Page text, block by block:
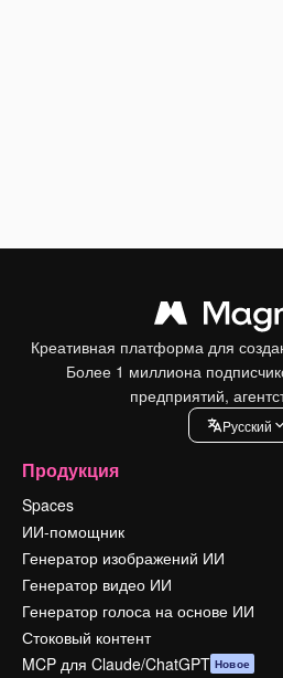
Креативная платформа для
Более 1 миллиона
предприятий,
Pусский
Продукция
Spaces
ИИ-помощник
Генератор изображений ИИ
Генератор видео ИИ
Генератор голоса на основе ИИ
Стоковый контент
MCP для Claude/ChatGPT Новое